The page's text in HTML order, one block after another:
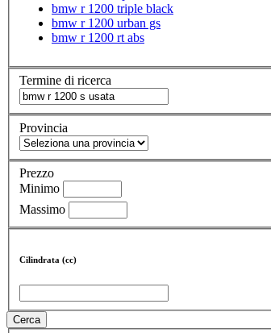
bmw r 1200 triple black
bmw r 1200 urban gs
bmw r 1200 rt abs
Termine di ricerca
Provincia
Prezzo
Minimo
Massimo
Cilindrata (cc)
Cerca